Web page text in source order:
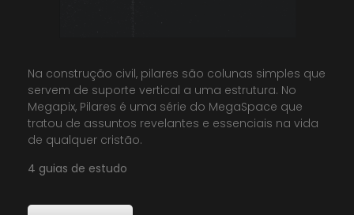
Na construção civil, pilares são colunas simples que
servem de suporte vertical a uma estrutura. No
Megapix, Pilares é uma série do MegaSpace que
tratou de assuntos revelantes e essenciais na vida
de qualquer cristão.
4 guias de estudo